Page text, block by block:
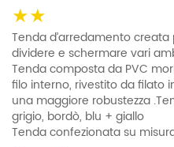
★★
Tenda d’arredamento creata
dividere e schermare vari
Tenda composta da PVC
filo interno, rivestito da filato
una maggiore robustezza
grigio, bordò, blu + giallo
Tenda confezionata su